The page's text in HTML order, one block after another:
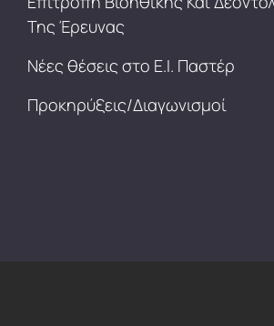
Της Έρευνας
Νέες θέσεις στο Ε.Ι. Παστέρ
Προκηρύξεις/Διαγωνισμοί